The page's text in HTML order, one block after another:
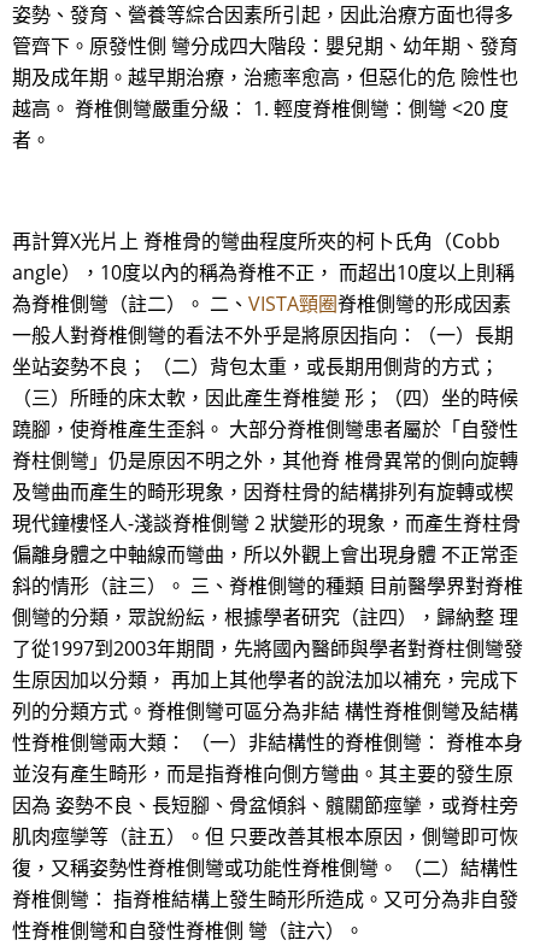
姿勢、發育、營養等綜合因素所引起，因此治療方面也得多
管齊下。原發性側 彎分成四大階段：嬰兒期、幼年期、發育
期及成年期。越早期治療，治癒率愈高，但惡化的危 險性也
越高。 脊椎側彎嚴重分級： 1. 輕度脊椎側彎：側彎 <20 度
者。
再計算X光片上 脊椎骨的彎曲程度所夾的柯卜氏角（Cobb
angle），10度以內的稱為脊椎不正， 而超出10度以上則稱
為脊椎側彎（註二）。 二、 VISTA頸圈脊椎側彎的形成因素
一般人對脊椎側彎的看法不外乎是將原因指向：（一）長期
坐站姿勢不良； （二）背包太重，或長期用側背的方式；
（三）所睡的床太軟，因此產生脊椎變 形；（四）坐的時候
蹺腳，使脊椎產生歪斜。 大部分脊椎側彎患者屬於「自發性
脊柱側彎」仍是原因不明之外，其他脊 椎骨異常的側向旋轉
及彎曲而產生的畸形現象，因脊柱骨的結構排列有旋轉或楔
現代鐘樓怪人-淺談脊椎側彎 2 狀變形的現象，而產生脊柱骨
偏離身體之中軸線而彎曲，所以外觀上會出現身體 不正常歪
斜的情形（註三）。 三、脊椎側彎的種類 目前醫學界對脊椎
側彎的分類，眾說紛紜，根據學者研究（註四），歸納整 理
了從1997到2003年期間，先將國內醫師與學者對脊柱側彎發
生原因加以分類， 再加上其他學者的說法加以補充，完成下
列的分類方式。脊椎側彎可區分為非結 構性脊椎側彎及結構
性脊椎側彎兩大類： （一）非結構性的脊椎側彎： 脊椎本身
並沒有產生畸形，而是指脊椎向側方彎曲。其主要的發生原
因為 姿勢不良、長短腳、骨盆傾斜、髖關節痙攣，或脊柱旁
肌肉痙孿等（註五）。但 只要改善其根本原因，側彎即可恢
復，又稱姿勢性脊椎側彎或功能性脊椎側彎。 （二）結構性
脊椎側彎： 指脊椎結構上發生畸形所造成。又可分為非自發
性脊椎側彎和自發性脊椎側 彎（註六）。